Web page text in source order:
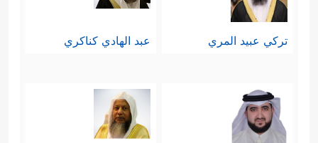
تركي عبيد المري عبد الهادي كناكري